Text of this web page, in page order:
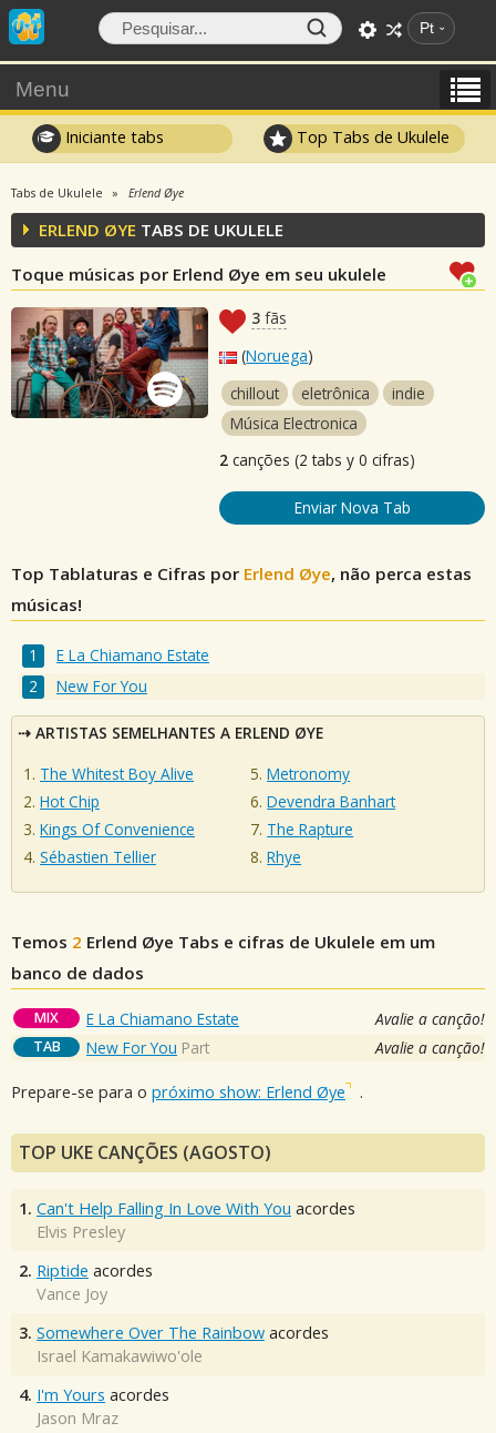
Pt
Menu
Iniciante tabs Top Tabs de Ukulele
Tabs de Ukulele Erlend Øye
ERLEND ØYE TABS DE UKULELE
Toque músicas por Erlend Øye em seu ukulele
3 fãs
(Noruega)
chillout
eletrônica
indie
Música Electronica
2 canções (2 tabs y 0 cifras)
Enviar Nova Tab
Top Tablaturas e Cifras por Erlend Øye, não perca estas
músicas!
E La Chiamano Estate
New For You
ARTISTAS SEMELHANTES A ERLEND ØYE
The Whitest Boy Alive
Hot Chip
Kings Of Convenience
Sébastien Tellier
Metronomy
Devendra Banhart
The Rapture
Rhye
Temos 2 Erlend Øye Tabs e cifras de Ukulele em um
banco de dados
MIX E La Chiamano Estate Avalie a canção!
TAB New For You Part Avalie a canção!
Prepare-se para o próximo show: Erlend Øye .
TOP UKE CANÇÕES (AGOSTO)
1. Can't Help Falling In Love With You acordes
Elvis Presley
2. Riptide acordes
Vance Joy
3. Somewhere Over The Rainbow acordes
Israel Kamakawiwo'ole
4. I'm Yours acordes
Jason Mraz